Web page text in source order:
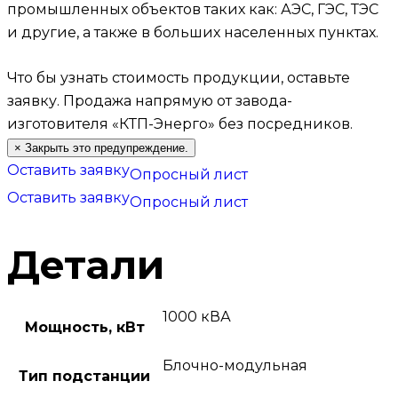
промышленных объектов таких как: АЭС, ГЭС, ТЭС
и другие, а также в больших населенных пунктах.
Что бы узнать стоимость продукции, оставьте
заявку. Продажа напрямую от завода-
изготовителя «КТП-Энерго» без посредников.
× Закрыть это предупреждение.
Оставить заявкуОпросный лист
Оставить заявкуОпросный лист
Детали
Мощность, кВт
1000 кВА
Тип подстанции
Блочно-модульная